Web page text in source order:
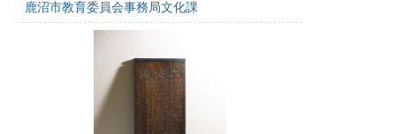
鹿沼市教育委員会事務局文化課